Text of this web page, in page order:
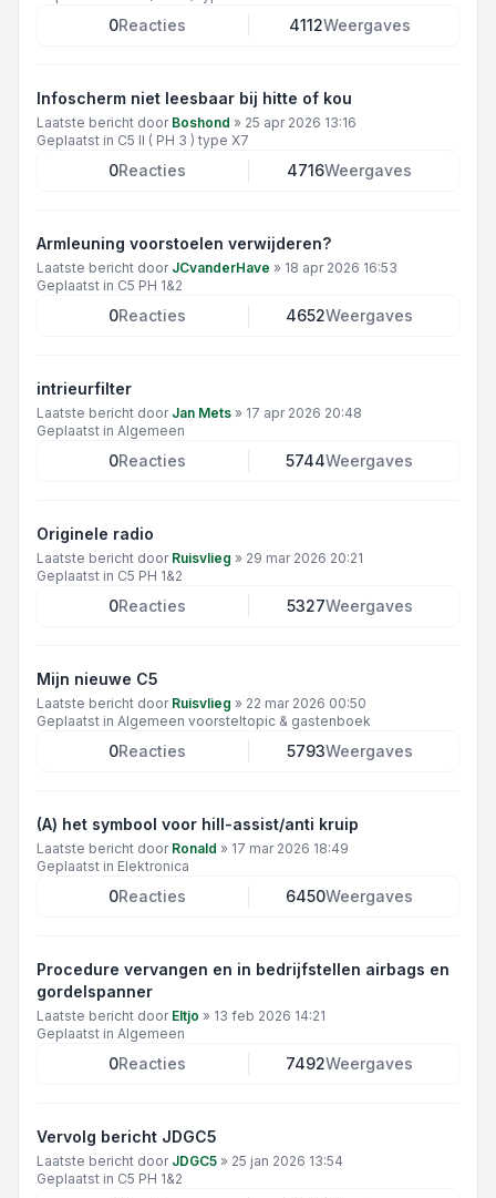
0Reacties 4112Weergaves
Infoscherm niet leesbaar bij hitte of kou
Laatste bericht door Boshond » 25 apr 2026 13:16
Geplaatst in C5 II ( PH 3 ) type X7
0Reacties 4716Weergaves
Armleuning voorstoelen verwijderen?
Laatste bericht door JCvanderHave » 18 apr 2026 16:53
Geplaatst in C5 PH 1&2
0Reacties 4652Weergaves
intrieurfilter
Laatste bericht door Jan Mets » 17 apr 2026 20:48
Geplaatst in Algemeen
0Reacties 5744Weergaves
Originele radio
Laatste bericht door Ruisvlieg » 29 mar 2026 20:21
Geplaatst in C5 PH 1&2
0Reacties 5327Weergaves
Mijn nieuwe C5
Laatste bericht door Ruisvlieg » 22 mar 2026 00:50
Geplaatst in Algemeen voorsteltopic & gastenboek
0Reacties 5793Weergaves
(A) het symbool voor hill-assist/anti kruip
Laatste bericht door Ronald » 17 mar 2026 18:49
Geplaatst in Elektronica
0Reacties 6450Weergaves
Procedure vervangen en in bedrijfstellen airbags en
gordelspanner
Laatste bericht door Eltjo » 13 feb 2026 14:21
Geplaatst in Algemeen
0Reacties 7492Weergaves
Vervolg bericht JDGC5
Laatste bericht door JDGC5 » 25 jan 2026 13:54
Geplaatst in C5 PH 1&2